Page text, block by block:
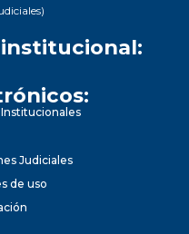
Judiciales
de uso